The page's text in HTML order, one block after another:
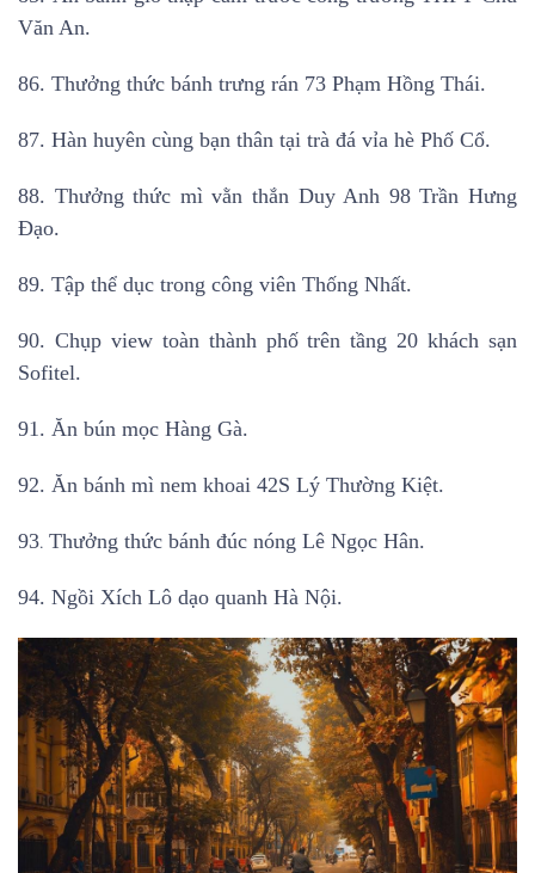
Văn An.
86. Thưởng thức bánh trưng rán 73 Phạm Hồng Thái.
87. Hàn huyên cùng bạn thân tại trà đá vỉa hè Phố Cổ.
88. Thưởng thức mì vằn thắn Duy Anh 98 Trần Hưng
Đạo.
89. Tập thể dục trong công viên Thống Nhất.
90. Chụp view toàn thành phố trên tầng 20 khách sạn
Sofitel.
91. Ăn bún mọc Hàng Gà.
92. Ăn bánh mì nem khoai 42S Lý Thường Kiệt.
93. Thưởng thức bánh đúc nóng Lê Ngọc Hân.
94. Ngồi Xích Lô dạo quanh Hà Nội.